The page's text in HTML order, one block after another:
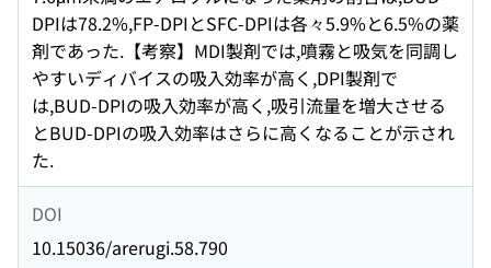
DPIは78.2%,FP-DPIとSFC-DPIは各々5.9%と6.5%の薬
剤であった.【考察】MDI製剤では,噴霧と吸気を同調し
やすいディバイスの吸入効率が高く,DPI製剤で
は,BUD-DPIの吸入効率が高く,吸引流量を増大させる
とBUD-DPIの吸入効率はさらに高くなることが示され
た.
DOI
10.15036/arerugi.58.790